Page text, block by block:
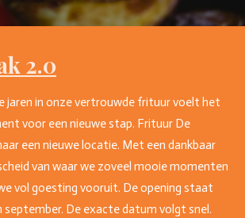
2.0
jaren in onze vertrouwde frituur voelt het
voor een nieuwe stap. Frituur De
een nieuwe locatie. Met een dankbaar
van waar we zoveel mooie momenten
vol goesting vooruit. De opening staat
september. De exacte datum volgt snel.